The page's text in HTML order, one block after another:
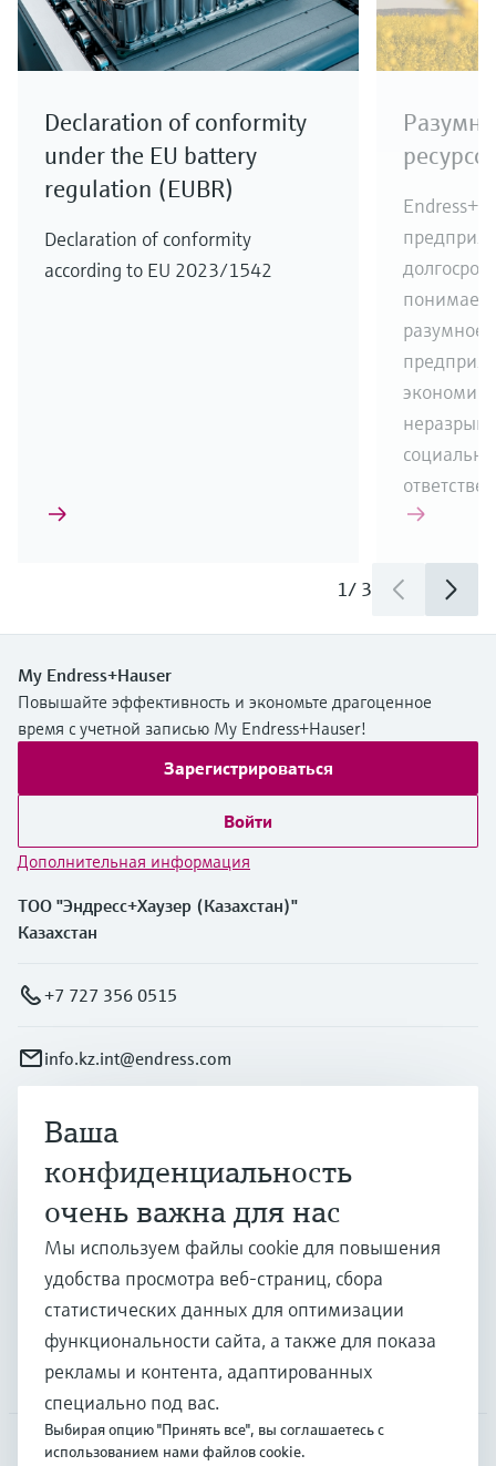
Declaration of conformity
under the EU battery
regulation (EUBR)
Declaration of conformity
according to EU 2023/1542
разумное
1/ 3
My Endress+Hauser
Повышайте эффективность и экономьте драгоценное
время с учетной записью My Endress+Hauser!
Зарегистрироваться
Войти
Дополнительная информация
ТОО "Эндресс+Хаузер (Казахстан)"
Казахстан
+7 727 356 0515
info.kz.int@endress.com
Продукты и услуги
Отрасли
Поддержка
Компания
Ваша
конфиденциальность
очень важна для нас
Мы используем файлы cookie для повышения
удобства просмотра веб-страниц, сбора
статистических данных для оптимизации
функциональности сайта, а также для показа
рекламы и контента, адаптированных
специально под вас.
Выбирая опцию "Принять все", вы соглашаетесь с
использованием нами файлов cookie.